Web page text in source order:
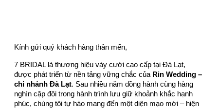
Kính gửi quý khách hàng thân mến,
7 BRIDAL là thương hiệu váy cưới cao cấp tại Đà Lạt,
được phát triển từ nền tảng vững chắc của Rin Wedding –
chi nhánh Đà Lạt. Sau nhiều năm đồng hành cùng hàng
nghìn cặp đôi trong hành trình lưu giữ khoảnh khắc hạnh
phúc, chúng tôi tự hào mang đến một diện mạo mới – hiện